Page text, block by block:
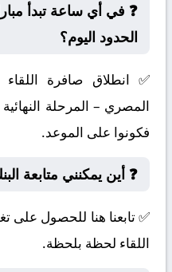
❓ في أي ساعة تبدأ
الحدود اليوم؟
✅ انطلاق صافرة
المصري – المرحلة
فكونوا على الموعد.
❓ أين يمكنني متابعة
✅ تابعنا هنا للحصول على
اللقاء لحظة بلحظة.